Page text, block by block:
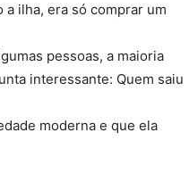
ilha, era só comprar um
pessoas, a maioria
interessante: Quem saiu
moderna e que ela